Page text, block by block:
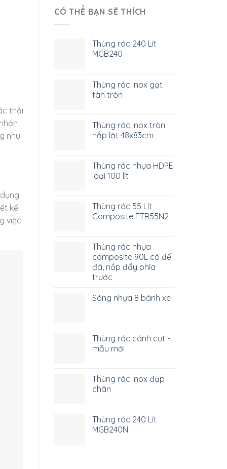
thải
nhu
kế
việc
CÓ THỂ BẠN SẼ THÍCH
Thùng rác 240 Lít
MGB240
Thùng rác inox gạt
tàn tròn
Thùng rác inox tròn
nắp lật 48x83cm
Thùng rác nhựa HDPE
loại 100 lít
Thùng rác 55 Lít
Composite FTR55N2
Thùng rác nhựa
composite 90L có đế
đá, nắp đẩy phía
trước
Sóng nhựa 8 bánh xe
Thùng rác cánh cụt -
mẫu mới
Thùng rác inox đạp
chân
Thùng rác 240 Lít
MGB240N